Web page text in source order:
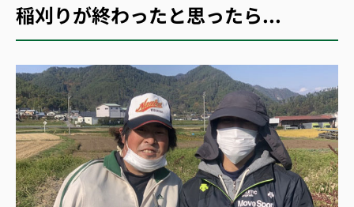
稲刈りが終わったと思ったら...